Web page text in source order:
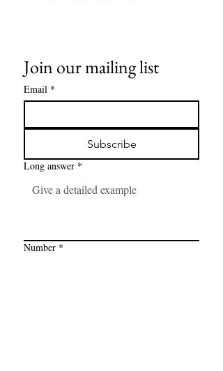
Join our mailing list
Email *
Subscribe
Long answer *
Number *